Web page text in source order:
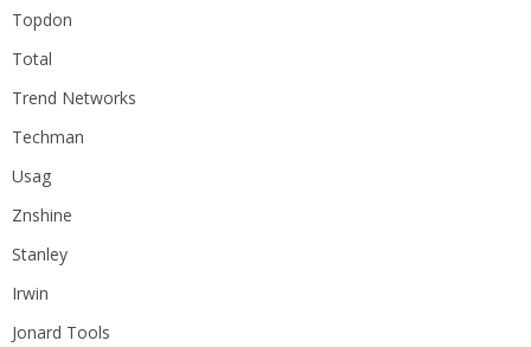
Topdon
Total
Trend Networks
Techman
Usag
Znshine
Stanley
Irwin
Jonard Tools